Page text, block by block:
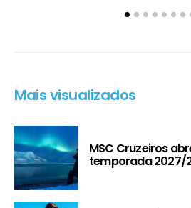
Mais visualizados
MSC Cruzeiros
temporada 2027/